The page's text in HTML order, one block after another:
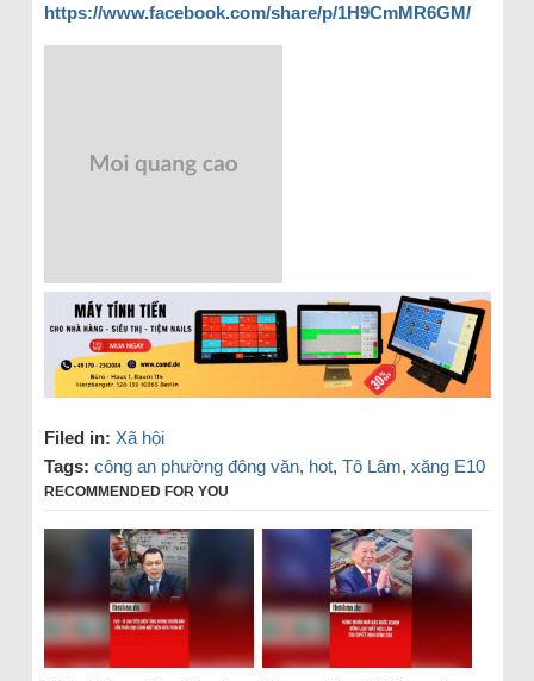
https://www.facebook.com/share/p/1H9CmMR6GM/
Filed in: Xã hội
Tags: công an phường đông văn, hot, Tô Lâm, xăng E10
RECOMMENDED FOR YOU